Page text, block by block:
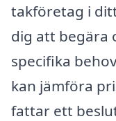
takföretag i
dig att begära
specifika
kan jämföra
fattar ett